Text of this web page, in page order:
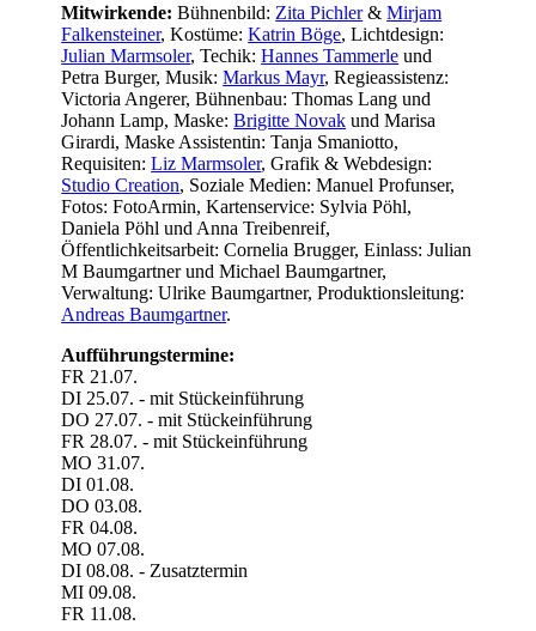
Mitwirkende: Bühnenbild: Zita Pichler&Mirjam
Falkensteiner, Kostüme:Katrin Böge, Lichtdesign:
Julian Marmsoler, Techik:Hannes Tammerle und
Petra Burger, Musik:Markus Mayr, Regieassistenz:
Victoria Angerer, Bühnenbau: Thomas Lang und
Johann Lamp, Maske:Brigitte Novak und Marisa
Girardi, Maske Assistentin: Tanja Smaniotto,
Requisiten:Liz Marmsoler, Grafik & Webdesign:
Studio Creation, Soziale Medien: Manuel Profunser,
Fotos: FotoArmin, Kartenservice: Sylvia Pöhl,
Daniela Pöhl und Anna Treibenreif,
Öffentlichkeitsarbeit: Cornelia Brugger, Einlass: Julian
M Baumgartner und Michael Baumgartner,
Verwaltung: Ulrike Baumgartner, Produktionsleitung:
Andreas Baumgartner.
Aufführungstermine:
FR 21.07.
DI 25.07. - mit Stückeinführung
DO 27.07. - mit Stückeinführung
FR 28.07. - mit Stückeinführung
MO 31.07.
DI 01.08.
DO 03.08.
FR 04.08.
MO 07.08.
DI 08.08. - Zusatztermin
MI 09.08.
FR 11.08.